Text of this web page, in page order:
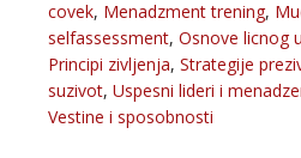
covek, Menadzment trening,
selfassessment, Osnove licnog
Principi zivljenja, Strategije
suzivot, Uspesni lideri i
Vestine i sposobnosti